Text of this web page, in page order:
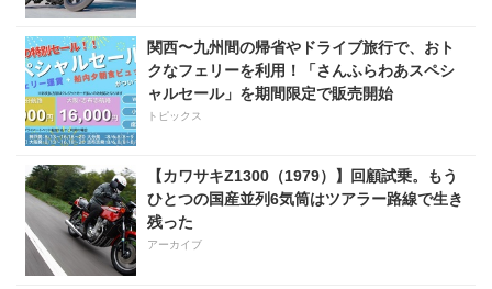
関西〜九州間の帰省やドライブ旅行で、おト
クなフェリーを利用！「さんふらわあスペシ
ャルセール」を期間限定で販売開始
トピックス
【カワサキZ1300（1979）】回顧試乗。もう
ひとつの国産並列6気筒はツアラー路線で生き
残った
アーカイブ